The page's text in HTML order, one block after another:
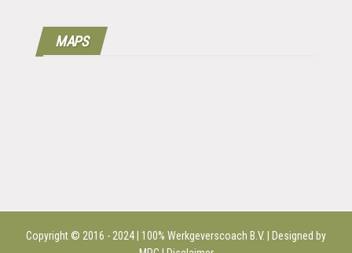
MAPS
Copyright © 2016 - 2024 | 100% Werkgeverscoach B.V. | Designed by